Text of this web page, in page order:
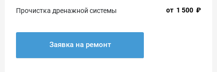
Прочистка дренажной системы от 1 500 ₽
Заявка на ремонт